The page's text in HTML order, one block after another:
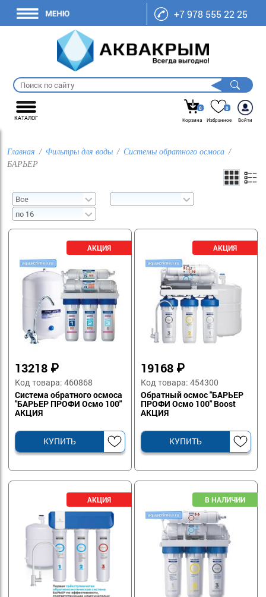
+7 978 555 22 25
КАТАЛОГ
0
Корзина
0
Избранное
Войти
Главная Фильтры для воды
Системы обратного осмоса
БАРЬЕР
13218 ₽
Код товара: 460868
Система обратного осмоса
"БАРЬЕР ПРОФИ Осмо 100"
АКЦИЯ
КУПИТЬ
19168 ₽
Код товара: 454300
Обратный осмос "БАРЬЕР
ПРОФИ Осмо 100" Boost
АКЦИЯ
КУПИТЬ